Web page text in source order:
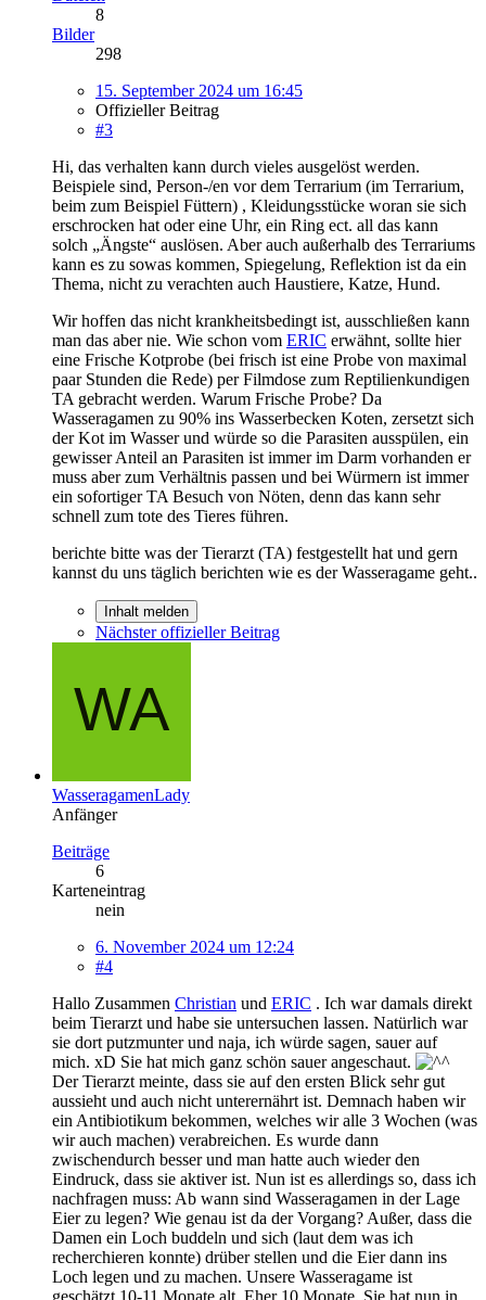
8
Bilder
298
15. September 2024 um 16:45
Offizieller Beitrag
#3
Hi, das verhalten kann durch vieles ausgelöst werden.
Beispiele sind, Person-/en vor dem Terrarium (im Terrarium,
beim zum Beispiel Füttern) , Kleidungsstücke woran sie sich
erschrocken hat oder eine Uhr, ein Ring ect. all das kann
solch „Ängste“ auslösen. Aber auch außerhalb des Terrariums
kann es zu sowas kommen, Spiegelung, Reflektion ist da ein
Thema, nicht zu verachten auch Haustiere, Katze, Hund.
Wir hoffen das nicht krankheitsbedingt ist, ausschließen kann
man das aber nie. Wie schon vom ERIC erwähnt, sollte hier
eine Frische Kotprobe (bei frisch ist eine Probe von maximal
paar Stunden die Rede) per Filmdose zum Reptilienkundigen
TA gebracht werden. Warum Frische Probe? Da
Wasseragamen zu 90% ins Wasserbecken Koten, zersetzt sich
der Kot im Wasser und würde so die Parasiten ausspülen, ein
gewisser Anteil an Parasiten ist immer im Darm vorhanden er
muss aber zum Verhältnis passen und bei Würmern ist immer
ein sofortiger TA Besuch von Nöten, denn das kann sehr
schnell zum tote des Tieres führen.
berichte bitte was der Tierarzt (TA) festgestellt hat und gern
kannst du uns täglich berichten wie es der Wasseragame geht..
Inhalt melden
Nächster offizieller Beitrag
WasseragamenLady
Anfänger
Beiträge
6
Karteneintrag
nein
6. November 2024 um 12:24
#4
Hallo Zusammen Christian und ERIC . Ich war damals direkt
beim Tierarzt und habe sie untersuchen lassen. Natürlich war
sie dort putzmunter und naja, ich würde sagen, sauer auf
mich. xD Sie hat mich ganz schön sauer angeschaut.
Der Tierarzt meinte, dass sie auf den ersten Blick sehr gut
aussieht und auch nicht unterernährt ist. Demnach haben wir
ein Antibiotikum bekommen, welches wir alle 3 Wochen (was
wir auch machen) verabreichen. Es wurde dann
zwischendurch besser und man hatte auch wieder den
Eindruck, dass sie aktiver ist. Nun ist es allerdings so, dass ich
nachfragen muss: Ab wann sind Wasseragamen in der Lage
Eier zu legen? Wie genau ist da der Vorgang? Außer, dass die
Damen ein Loch buddeln und sich (laut dem was ich
recherchieren konnte) drüber stellen und die Eier dann ins
Loch legen und zu machen. Unsere Wasseragame ist
geschätzt 10-11 Monate alt. Eher 10 Monate. Sie hat nun in